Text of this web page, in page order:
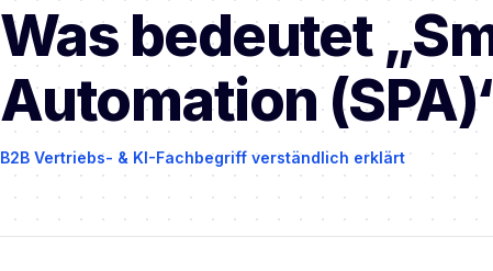
Was bedeutet
Automation
B2B Vertriebs- & KI-Fachbegriff verständlich erklärt